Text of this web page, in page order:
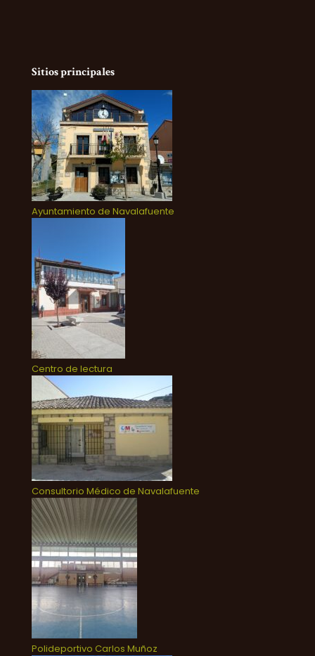
Sitios principales
Ayuntamiento de Navalafuente
Centro de lectura
Consultorio Médico de Navalafuente
Polideportivo Carlos Muñoz